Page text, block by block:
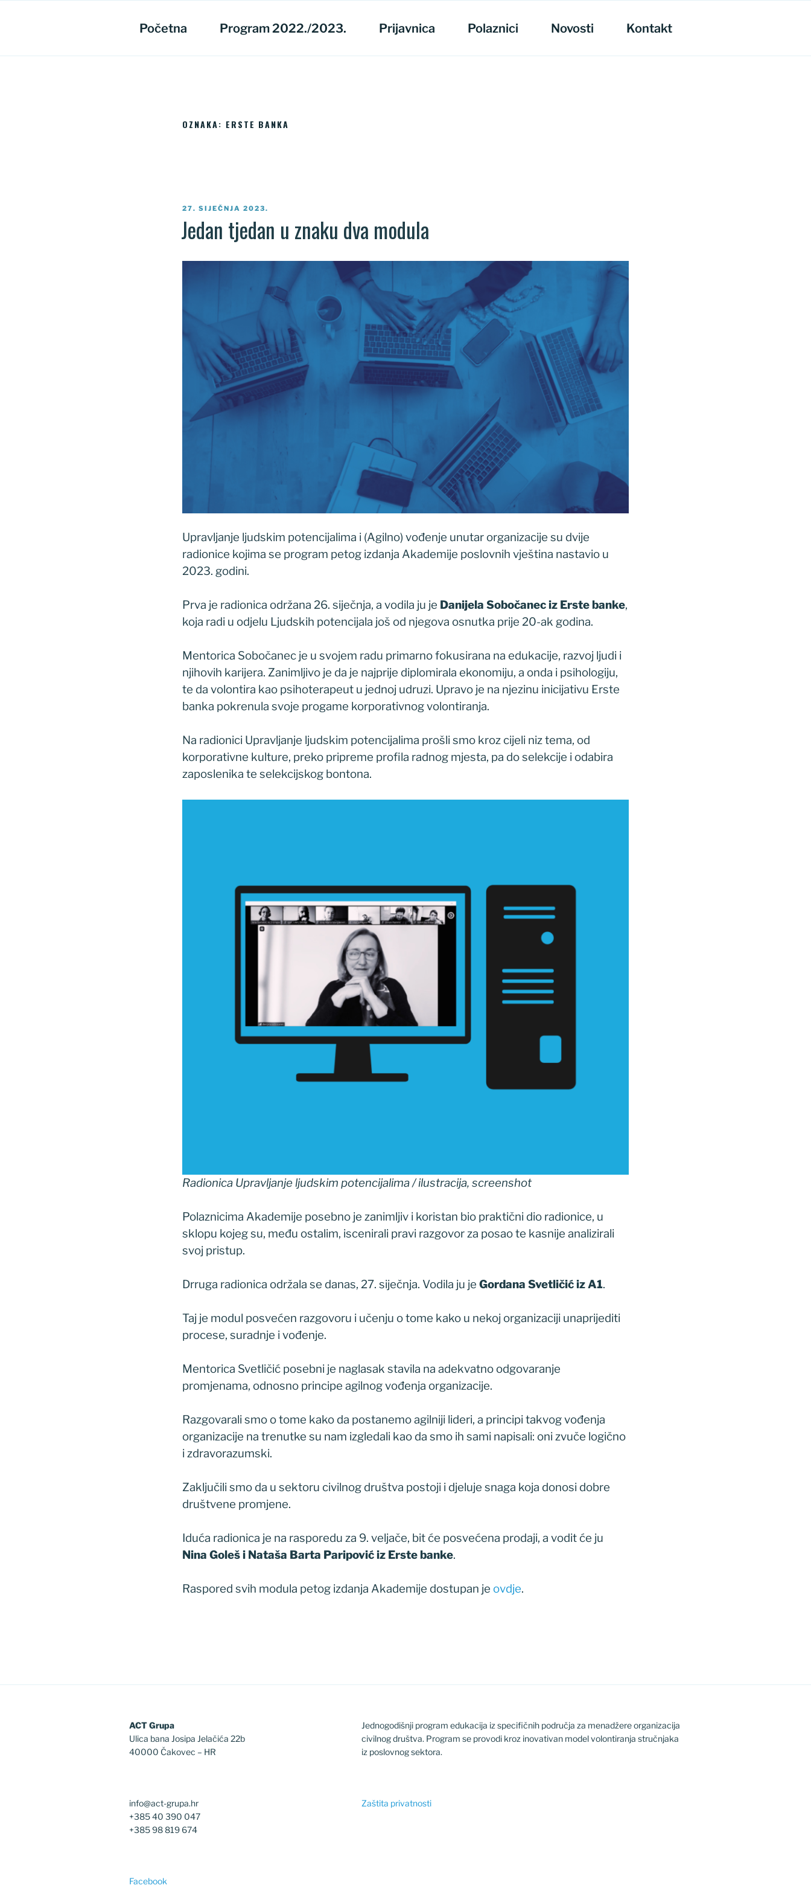
Početna Program 2022./2023. Prijavnica Polaznici Novosti Kontakt
OZNAKA: ERSTE BANKA
OBJAVLJENO
27. SIJEČNJA 2023.
Jedan tjedan u znaku dva modula
Upravljanje ljudskim potencijalima i (Agilno) vođenje unutar organizacije su dvije
radionice kojima se program petog izdanja Akademije poslovnih vještina nastavio u
2023. godini.
Prva je radionica održana 26. siječnja, a vodila ju je Danijela Sobočanec iz Erste banke,
koja radi u odjelu Ljudskih potencijala još od njegova osnutka prije 20-ak godina.
Mentorica Sobočanec je u svojem radu primarno fokusirana na edukacije, razvoj ljudi i
njihovih karijera. Zanimljivo je da je najprije diplomirala ekonomiju, a onda i psihologiju,
te da volontira kao psihoterapeut u jednoj udruzi. Upravo je na njezinu inicijativu Erste
banka pokrenula svoje progame korporativnog volontiranja.
Na radionici Upravljanje ljudskim potencijalima prošli smo kroz cijeli niz tema, od
korporativne kulture, preko pripreme profila radnog mjesta, pa do selekcije i odabira
zaposlenika te selekcijskog bontona.
Radionica Upravljanje ljudskim potencijalima / ilustracija, screenshot
Polaznicima Akademije posebno je zanimljiv i koristan bio praktični dio radionice, u
sklopu kojeg su, među ostalim, iscenirali pravi razgovor za posao te kasnije analizirali
svoj pristup.
Drruga radionica održala se danas, 27. siječnja. Vodila ju je Gordana Svetličić iz A1.
Taj je modul posvećen razgovoru i učenju o tome kako u nekoj organizaciji unaprijediti
procese, suradnje i vođenje.
Mentorica Svetličić posebni je naglasak stavila na adekvatno odgovaranje
promjenama, odnosno principe agilnog vođenja organizacije.
Razgovarali smo o tome kako da postanemo agilniji lideri, a principi takvog vođenja
organizacije na trenutke su nam izgledali kao da smo ih sami napisali: oni zvuče logično
i zdravorazumski.
Zaključili smo da u sektoru civilnog društva postoji i djeluje snaga koja donosi dobre
društvene promjene.
Iduća radionica je na rasporedu za 9. veljače, bit će posvećena prodaji, a vodit će ju
Nina Goleš i Nataša Barta Paripović iz Erste banke.
Raspored svih modula petog izdanja Akademije dostupan je ovdje.
ACT Grupa
Ulica bana Josipa Jelačića 22b
40000 Čakovec – HR
info@act-grupa.hr
+385 40 390 047
+385 98 819 674
Facebook
Jednogodišnji program edukacija iz specifičnih područja za menadžere organizacija
civilnog društva. Program se provodi kroz inovativan model volontiranja stručnjaka
iz poslovnog sektora.
Zaštita privatnosti